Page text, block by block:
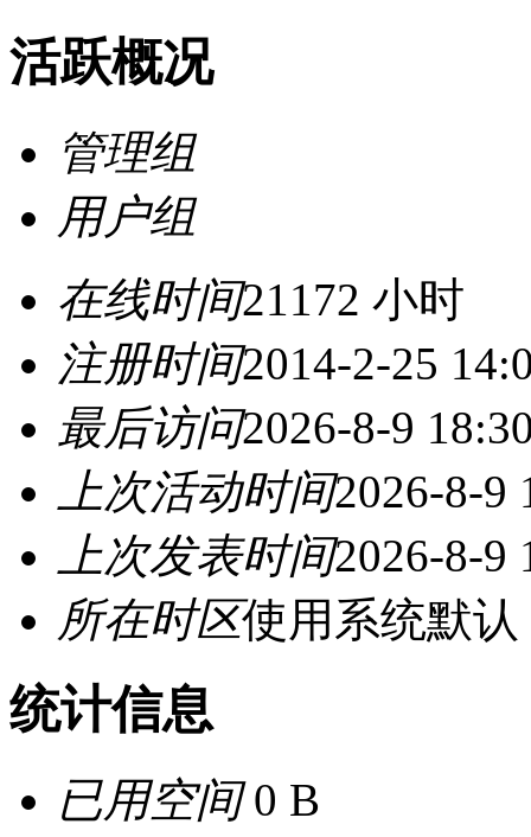
活跃概况
管理组
用户组
在线时间21172 小时
注册时间2014-2-25
最后访问2026-8-9
上次活动时间2026-8-9
上次发表时间2026-8-9
所在时区使用系统默认
统计信息
已用空间0 B